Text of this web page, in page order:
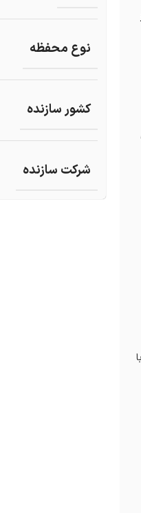
نوع محفظه
کشور سازنده
شرکت سازنده